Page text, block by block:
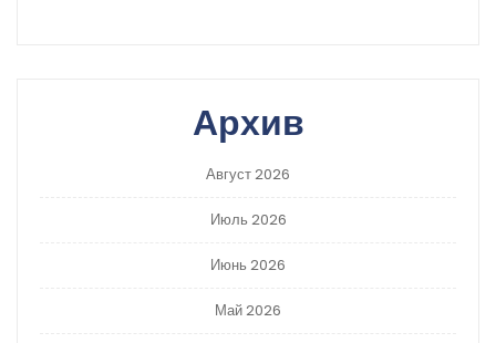
Архив
Август 2026
Июль 2026
Июнь 2026
Май 2026